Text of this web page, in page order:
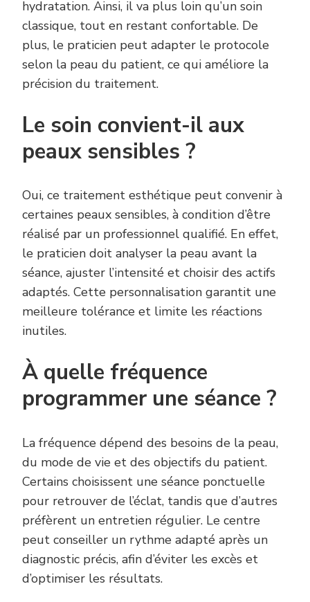
hydratation. Ainsi, il va plus loin qu’un soin
classique, tout en restant confortable. De
plus, le praticien peut adapter le protocole
selon la peau du patient, ce qui améliore la
précision du traitement.
Le soin convient-il aux
peaux sensibles ?
Oui, ce traitement esthétique peut convenir à
certaines peaux sensibles, à condition d’être
réalisé par un professionnel qualifié. En effet,
le praticien doit analyser la peau avant la
séance, ajuster l’intensité et choisir des actifs
adaptés. Cette personnalisation garantit une
meilleure tolérance et limite les réactions
inutiles.
À quelle fréquence
programmer une séance ?
La fréquence dépend des besoins de la peau,
du mode de vie et des objectifs du patient.
Certains choisissent une séance ponctuelle
pour retrouver de l’éclat, tandis que d’autres
préfèrent un entretien régulier. Le centre
peut conseiller un rythme adapté après un
diagnostic précis, afin d’éviter les excès et
d’optimiser les résultats.